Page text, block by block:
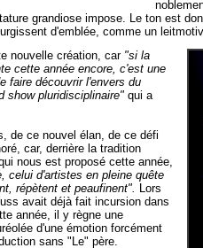
grandiose impose. Le ton est
d'emblée, comme un
nouvelle création, car "si la
cette année encore, c'est une
faire découvrir l'envers du
show pluridisciplinaire" qui a
de ce nouvel élan, de ce défi
car, derrière la tradition
nous est proposé cette année,
celui d'artistes en pleine quête
répètent et peaufinent". Lors
avait déjà fait incursion dans
année, il y règne une
d'une émotion forcément
sans "Le" père.